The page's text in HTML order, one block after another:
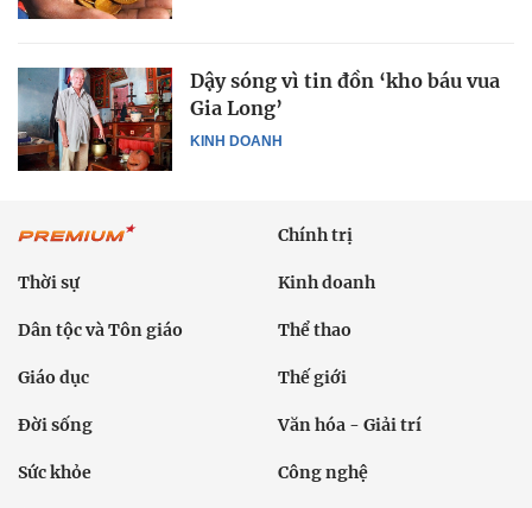
KINH DOANH
Dậy sóng vì tin đồn ‘kho báu vua
Gia Long’
Chính trị
Thời sự Kinh doanh
Dân tộc và Tôn giáo Thể thao
Giáo dục Thế giới
Đời sống Văn hóa - Giải trí
Sức khỏe Công nghệ